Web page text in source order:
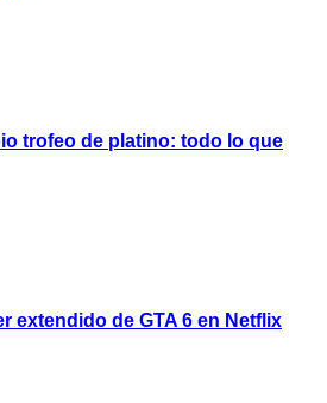
trofeo de platino: todo lo que
extendido de GTA 6 en Netflix